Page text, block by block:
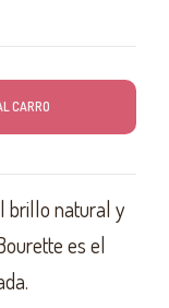
CARRO
brillo natural y
es el